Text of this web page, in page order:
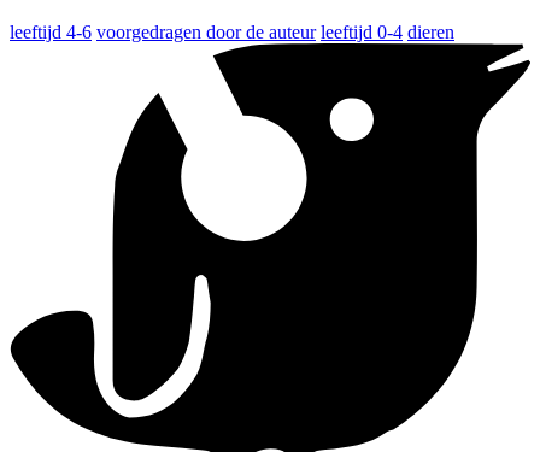
leeftijd 4-6 voorgedragen door de auteur leeftijd 0-4 dieren